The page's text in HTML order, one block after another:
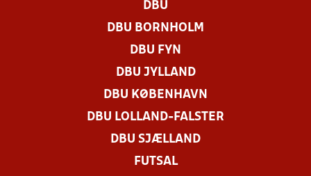
DBU
DBU BORNHOLM
DBU FYN
DBU JYLLAND
DBU KØBENHAVN
DBU LOLLAND-FALSTER
DBU SJÆLLAND
FUTSAL